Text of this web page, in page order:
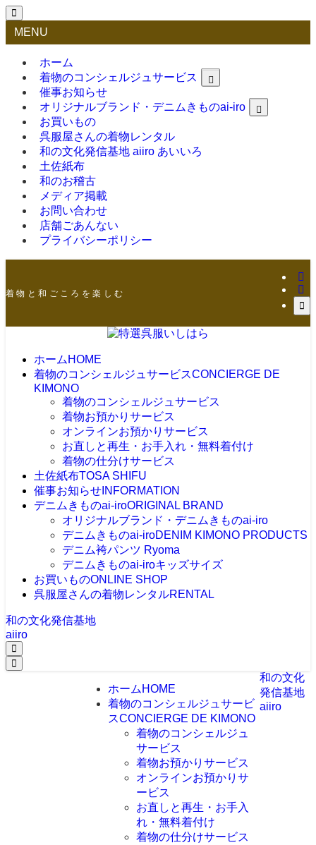
MENU
ホーム
着物のコンシェルジュサービス
催事お知らせ
オリジナルブランド・デニムきものai-iro
お買いもの
呉服屋さんの着物レンタル
和の文化発信基地 aiiro あいいろ
土佐紙布
和のお稽古
メディア掲載
お問い合わせ
店舗ごあんない
プライバシーポリシー
着 物 と 和 ご こ ろ を 楽 し む
ホーム HOME
着物のコンシェルジュサービスCONCIERGE DE
KIMONO
着物のコンシェルジュサービス
着物お預かりサービス
オンラインお預かりサービス
お直しと再生・お手入れ・無料着付け
着物の仕分けサービス
土佐紙布TOSA SHIFU
催事お知らせ INFORMATION
デニムきものai-iroORIGINAL BRAND
オリジナルブランド・デニムきものai-iro
デニムきものai-iroDENIM KIMONO PRODUCTS
デニム袴パンツ Ryoma
デニムきものai-iroキッズサイズ
お買いものONLINE SHOP
呉服屋さんの着物レンタルRENTAL
和の文化発信基地
aiiro
ホーム HOME
着物のコンシェルジュサービ
スCONCIERGE DE KIMONO
着物のコンシェルジュ
サービス
着物お預かりサービス
オンラインお預かりサ
ービス
お直しと再生・お手入
れ・無料着付け
着物の仕分けサービス
和の文化
発信基地
aiiro